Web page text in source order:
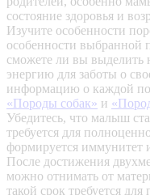
состояние здоровья и
Изучите особенности
особенности выбранной
сможете ли вы выделить
энергию для заботы о
информацию о каждой
«Породы собак» и
Убедитесь, что малыш
требуется для
формируется иммунитет
После достижения
можно отнимать от
такой срок требуется